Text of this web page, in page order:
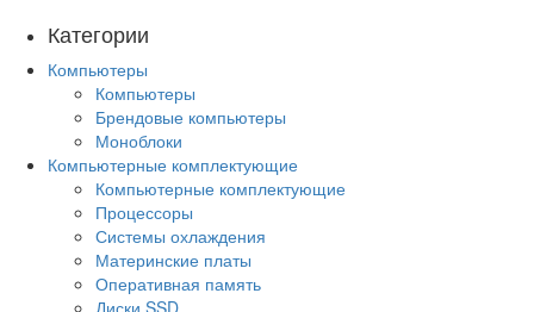
Категории
Компьютеры
Компьютеры
Брендовые компьютеры
Моноблоки
Компьютерные комплектующие
Компьютерные комплектующие
Процессоры
Системы охлаждения
Материнские платы
Оперативная память
Диски SSD